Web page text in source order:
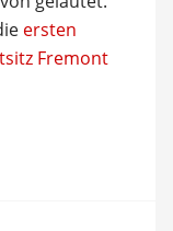
ersten
Fremont